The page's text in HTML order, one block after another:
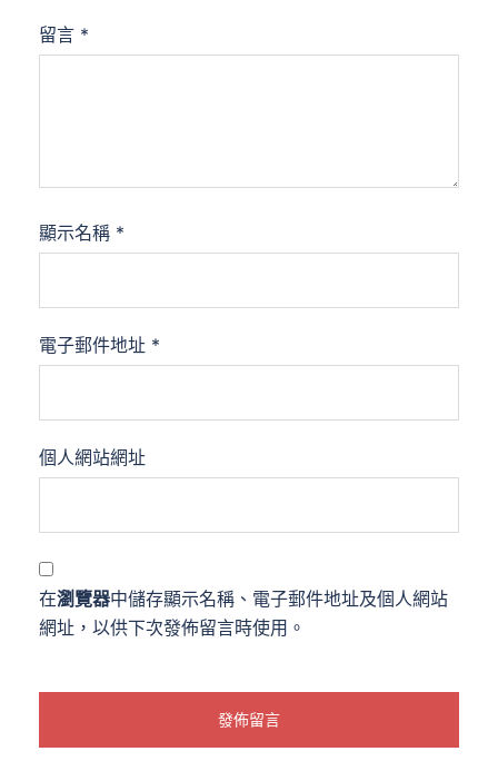
留言 *
顯示名稱 *
電子郵件地址 *
個人網站網址
在瀏覽器中儲存顯示名稱、電子郵件地址及個人網站
網址，以供下次發佈留言時使用。